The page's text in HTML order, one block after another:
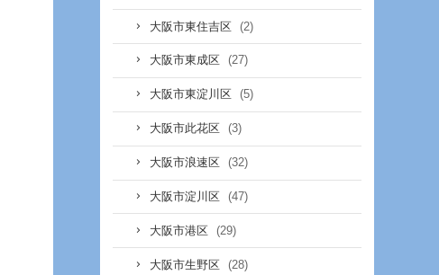
大阪市東住吉区 (2)
大阪市東成区 (27)
大阪市東淀川区 (5)
大阪市此花区 (3)
大阪市浪速区 (32)
大阪市淀川区 (47)
大阪市港区 (29)
大阪市生野区 (28)